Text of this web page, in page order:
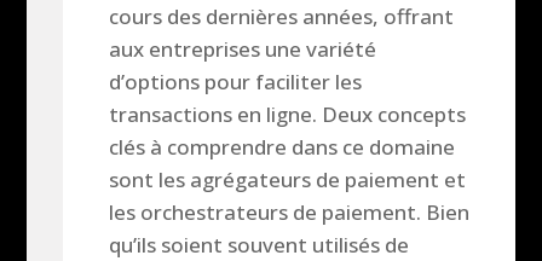
cours des dernières années, offrant
aux entreprises une variété
d’options pour faciliter les
transactions en ligne. Deux concepts
clés à comprendre dans ce domaine
sont les agrégateurs de paiement et
les orchestrateurs de paiement. Bien
qu’ils soient souvent utilisés de